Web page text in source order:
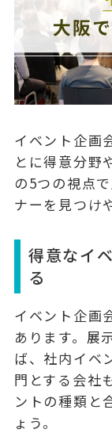
イベント企画
とに得意分野
の5つの視点
ナーを見つけ
得意なイ
る
イベント企画
あります。 展
ば、社内イベ
門とする会社
ントの種類と
ょう。